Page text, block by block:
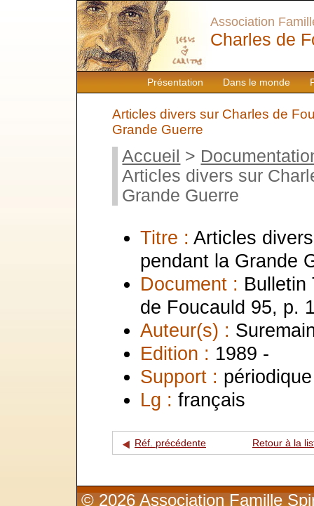
Présentation Dans le monde
Association
Charles de
Articles divers sur Charles de
Grande Guerre
Accueil >
Articles divers sur
Grande Guerre
Titre : Articles
pendant la Grande
Document : Bulletin
de Foucauld 95, p.
Auteur(s) :
Edition : 1989 -
Support : périodique
Lg : français
Réf. précédente Retour à la
© 2026 Association Famille